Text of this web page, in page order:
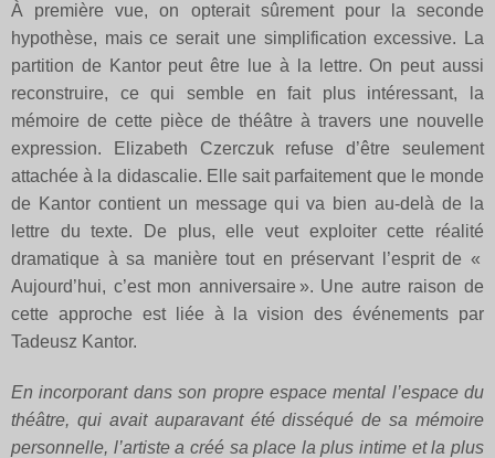
À première vue, on opterait sûrement pour la seconde
hypothèse, mais ce serait une simplification excessive. La
partition de Kantor peut être lue à la lettre. On peut aussi
reconstruire, ce qui semble en fait plus intéressant, la
mémoire de cette pièce de théâtre à travers une nouvelle
expression. Elizabeth Czerczuk refuse d’être seulement
attachée à la didascalie. Elle sait parfaitement que le monde
de Kantor contient un message qui va bien au-delà de la
lettre du texte. De plus, elle veut exploiter cette réalité
dramatique à sa manière tout en préservant l’esprit de «
Aujourd’hui, c’est mon anniversaire ». Une autre raison de
cette approche est liée à la vision des événements par
Tadeusz Kantor.
En incorporant dans son propre espace mental l’espace du
théâtre, qui avait auparavant été disséqué de sa mémoire
personnelle, l’artiste a créé sa place la plus intime et la plus